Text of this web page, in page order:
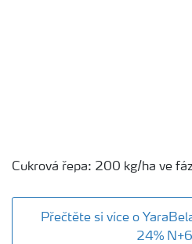
Cukrová řepa: 200 kg/ha ve
Přečtěte si více o
24%